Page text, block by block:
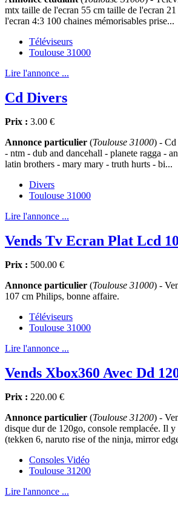
mtx taille de l'ecran 55 cm taille de l'ecran
l'ecran 4:3 100 chaines mémorisables prise...
Téléviseurs
Toulouse 31000
Lire l'annonce ...
Cd Divers
Prix : 3.00 €
Annonce particulier (Toulouse 31000) - Cd
- ntm - dub and dancehall - planete ragga -
latin brothers - mary mary - truth hurts - bi...
Divers
Toulouse 31000
Lire l'annonce ...
Vends Tv Ecran Plat Lcd
Prix : 500.00 €
Annonce particulier (Toulouse 31000) -
107 cm Philips, bonne affaire.
Téléviseurs
Toulouse 31000
Lire l'annonce ...
Vends Xbox360 Avec Dd
Prix : 220.00 €
Annonce particulier (Toulouse 31200) -
disque dur de 120go, console remplacée. Il
(tekken 6, naruto rise of the ninja, mirror
Consoles Vidéo
Toulouse 31200
Lire l'annonce ...